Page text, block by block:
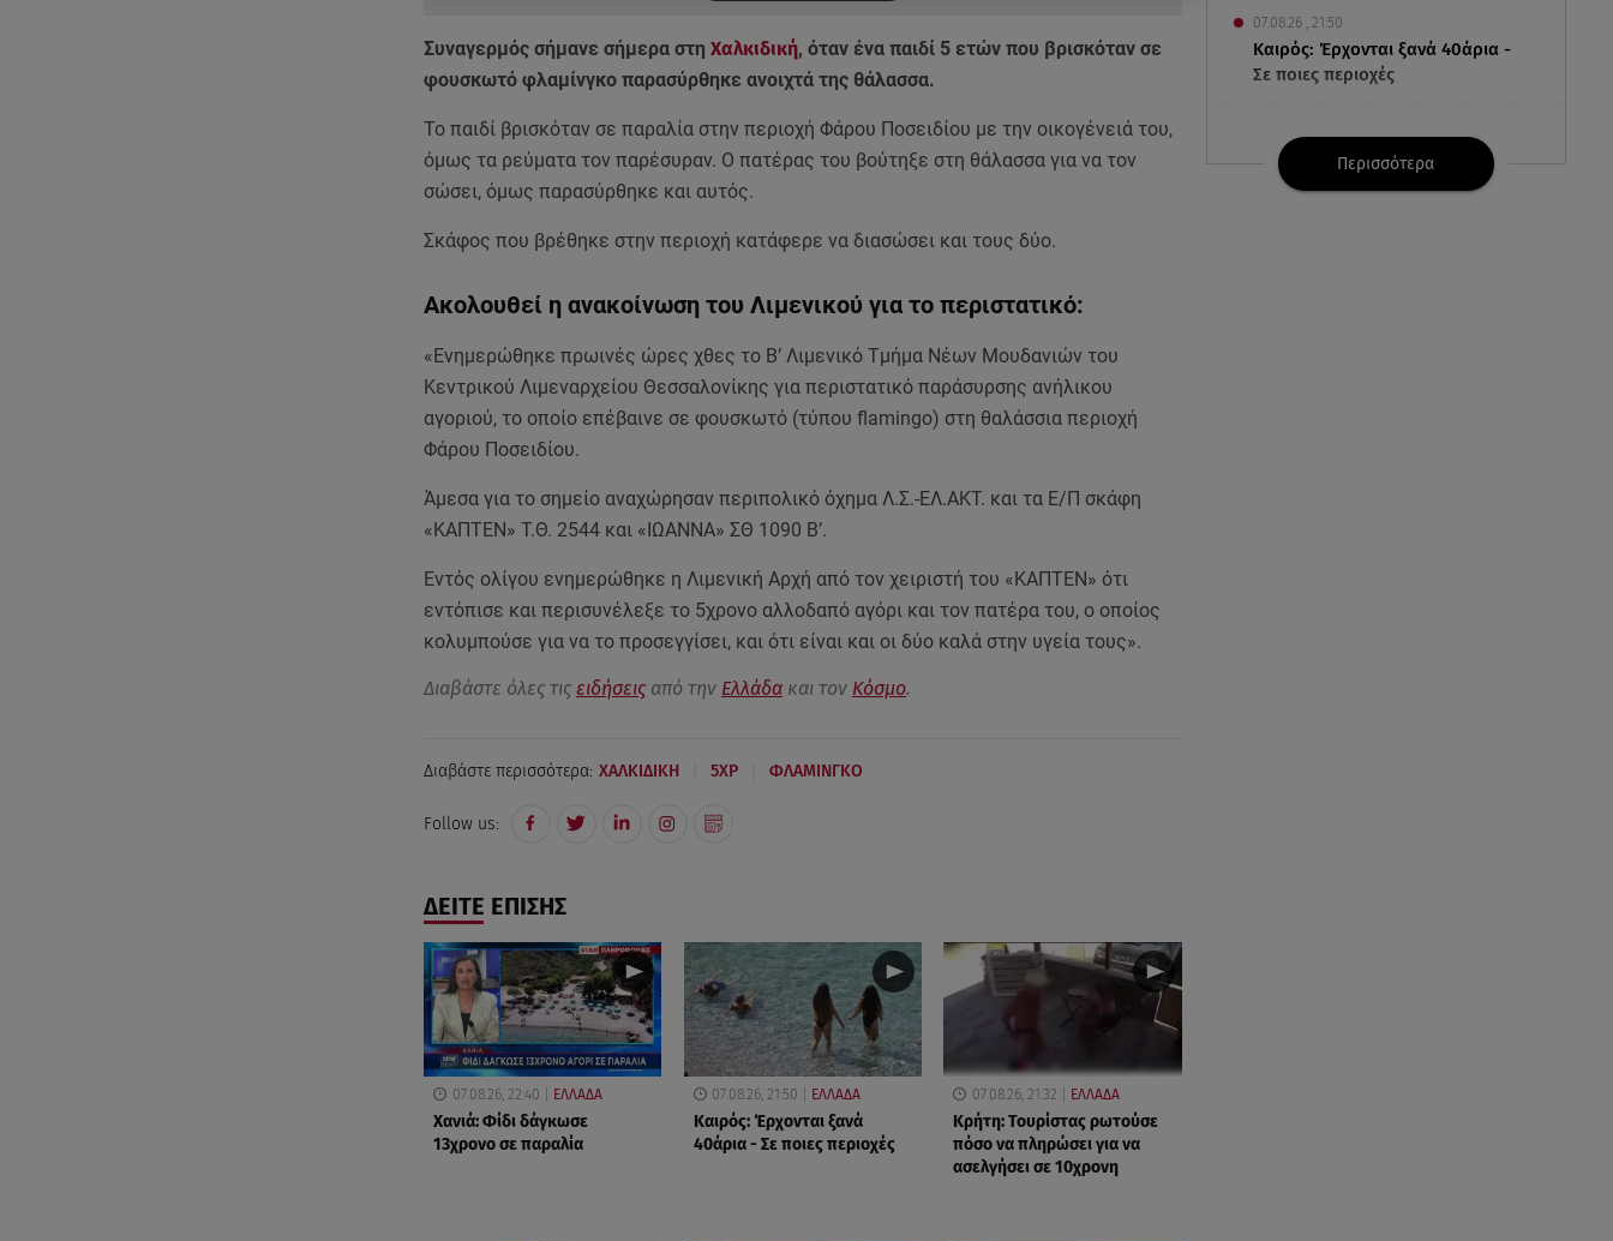
07.08.26 , 21:50
Καιρός: Έρχονται ξανά 40άρια -
Σε ποιες περιοχές
07.08.26 , 21:32
Κρήτη: Τουρίστας ρωτούσε
πόσο να πληρώσει για να
Περισσότερα
Συναγερμός σήμανε σήμερα στη Χαλκιδική, όταν ένα παιδί 5 ετών που βρισκόταν σε
φουσκωτό φλαμίνγκο παρασύρθηκε ανοιχτά της θάλασσα.
Το παιδί βρισκόταν σε παραλία στην περιοχή Φάρου Ποσειδίου με την οικογένειά του,
όμως τα ρεύματα τον παρέσυραν. Ο πατέρας του βούτηξε στη θάλασσα για να τον
σώσει, όμως παρασύρθηκε και αυτός.
Σκάφος που βρέθηκε στην περιοχή κατάφερε να διασώσει και τους δύο.
Ακολουθεί η ανακοίνωση του Λιμενικού για το περιστατικό:
«Ενημερώθηκε πρωινές ώρες χθες το Β’ Λιμενικό Τμήμα Νέων Μουδανιών του
Κεντρικού Λιμεναρχείου Θεσσαλονίκης για περιστατικό παράσυρσης ανήλικου
αγοριού, το οποίο επέβαινε σε φουσκωτό (τύπου flamingo) στη θαλάσσια περιοχή
Φάρου Ποσειδίου.
Άμεσα για το σημείο αναχώρησαν περιπολικό όχημα Λ.Σ.-ΕΛ.ΑΚΤ. και τα Ε/Π σκάφη
«ΚΑΠΤΕΝ» Τ.Θ. 2544 και «ΙΩΑΝΝΑ» ΣΘ 1090 Β’.
Εντός ολίγου ενημερώθηκε η Λιμενική Αρχή από τον χειριστή του «ΚΑΠΤΕΝ» ότι
εντόπισε και περισυνέλεξε το 5χρονο αλλοδαπό αγόρι και τον πατέρα του, ο οποίος
κολυμπούσε για να το προσεγγίσει, και ότι είναι και οι δύο καλά στην υγεία τους».
Διαβάστε όλες τις ειδήσειςαπό την Ελλάδακαι τον Κόσμο.
Διαβάστε περισσότερα: ΧΑΛΚΙΔΙΚΗ 5ΧΡ ΦΛΑΜΙΝΓΚΟ
Follow us:
ΔΕΙΤΕ ΕΠΙΣΗΣ
07.08.26, 22:40 ΕΛΛΑΔΑ
Χανιά: Φίδι δάγκωσε
13χρονο σε παραλία
07.08.26, 21:50 ΕΛΛΑΔΑ
Καιρός: Έρχονται ξανά
40άρια - Σε ποιες περιοχές
07.08.26, 21:32 ΕΛΛΑΔΑ
Κρήτη: Τουρίστας ρωτούσε
πόσο να πληρώσει για να
ασελγήσει σε 10χρονη